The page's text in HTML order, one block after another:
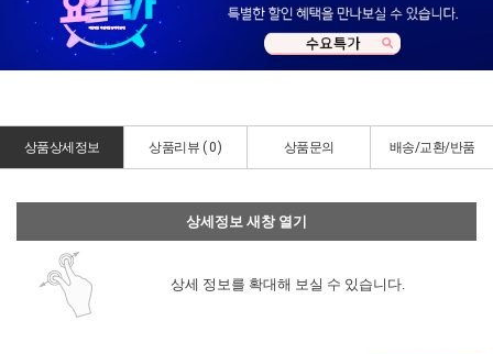
상품상세정보 상품리뷰 (0) 상품문의 배송/교환/반품
상세정보 새창 열기
상세 정보를 확대해 보실 수 있습니다.